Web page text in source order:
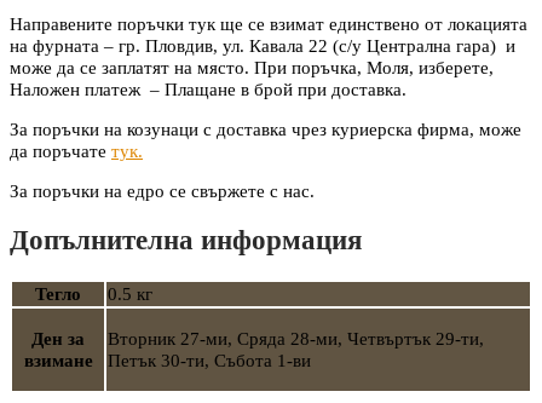
Направените поръчки тук ще се взимат единствено от локацията
на фурната – гр. Пловдив, ул. Кавала 22 (с/у Централна гара) и
може да се заплатят на място. При поръчка, Моля, изберете,
Наложен платеж – Плащане в брой при доставка.
За поръчки на козунаци с доставка чрез куриерска фирма, може
да поръчате тук.
За поръчки на едро се свържете с нас.
Допълнителна информация
Тегло 0.5 кг
Ден за
взимане
Вторник 27-ми, Сряда 28-ми, Четвъртък 29-ти,
Петък 30-ти, Събота 1-ви